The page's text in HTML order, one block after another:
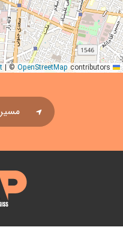
|© OpenStreetMapcontributors